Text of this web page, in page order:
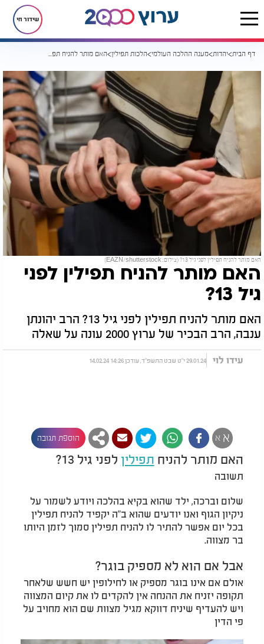
שידור חי
דף הבית יהדות מענה ההלכה העולמי הלכות תפילין האם מותר להניח תפילין לפני גיל 13?
האם מותר להניח תפילין לפני גיל 13? (צילום: EAZN/shutterstock)
האם מותר להניח תפילין לפני
גיל 13?
האם מותר להניח תפילין לפני גיל 13? הרב יהונתן
ענבה, הרב הבכיר של ערוץ 2000 עונה על שאלה
עידו לוי 29.01.24 י"ט שבט התשפ"ד, עודכן 14:26 14.02.24
א א הוספת תגובה
האם מותר להניח תפילין לפני גיל 13?
תשובה
שלום וברכה, ילד שהוא בקיא בהלכה ויודע לשמור על
ניקיון הגוף ואנו יודעים שהוא ב"ה יקפיד להניח תפילין
בכל יום אפשר להתיר לו להניח תפילין סמוך לזמן היותו
בר מצווה.
אבל אם הוא לא מספיק בוגר?
אולם אם אינו בוגר מספיק או לחילופין יש חשש שלאחר
תקופה יזניח את ההנחה אין להקדים לו את קיום המצווה
ויש להעדיף שיניח דווקא מגיל מצוות שם הוא מחויב על
פי הדין